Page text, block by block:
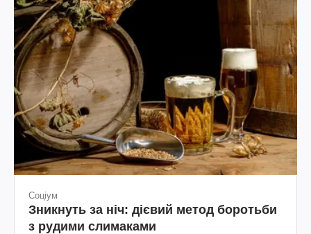
Соціум
Зникнуть за ніч: дієвий метод боротьби
з рудими слимаками